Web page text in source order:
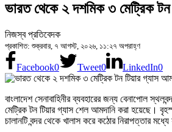
ভারত থেকে ২ দশমিক ৩ মেট্রিক টন
নিজস্ব প্রতিবেদক
প্রকাশিত: শুক্রবার, ৭ আগস্ট, ২০২৬, ১১:২৭ অপরাহ্ণ
Facebook0 Tweet0 LinkedIn0
বাংলাদেশ সেনাবাহিনীর ব্যবহারের জন্য বেনাপোল
মেট্রিক টন টিয়ার গ্যাস শেল আমদানি করা হয়েছে।
চালানটি বন্দর থেকে খালাস করে কঠোর নিরাপত্তার মধ্যে